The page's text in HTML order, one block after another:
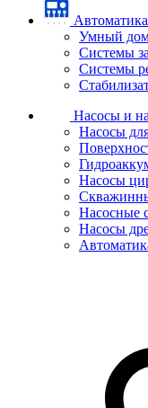
Умный
Системы
Системы
Насосы и
Насосы
Насосы
Насосные
Насосы